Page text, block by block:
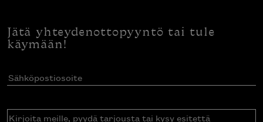
Jätä yhteydenottopyyntö tai tule
käymään!
Sähköpostiosoite(Pakollinen)
Kirjoita